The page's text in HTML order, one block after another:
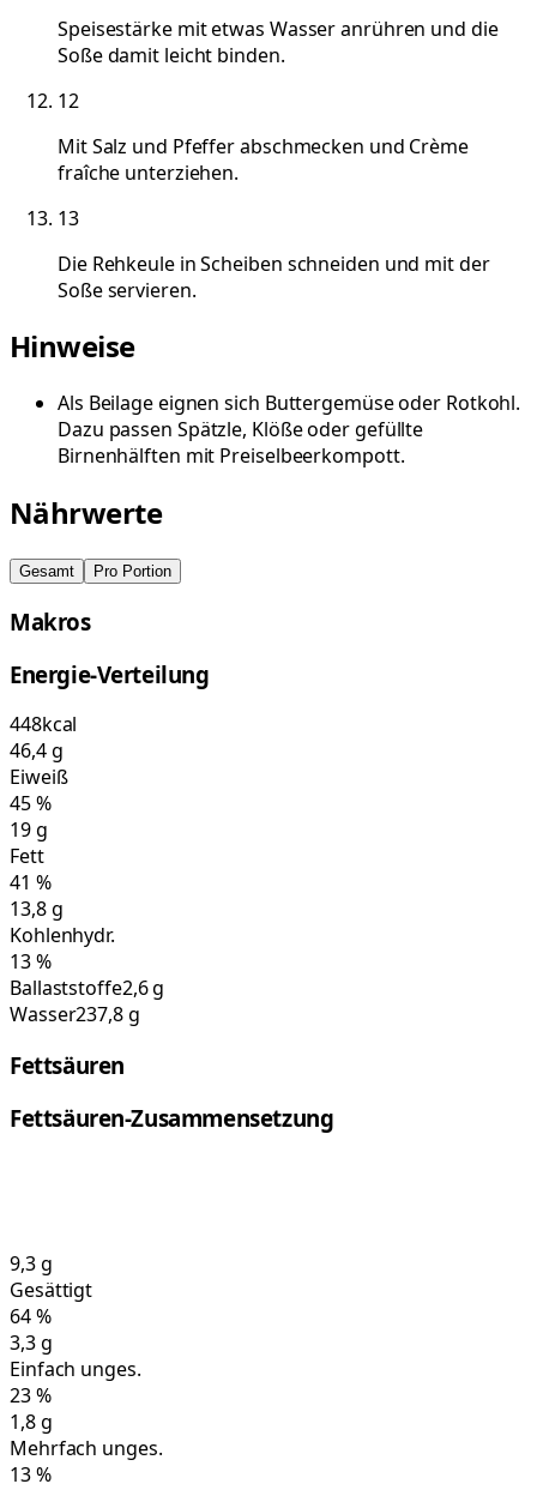
Speisestärke mit etwas Wasser anrühren und die
Soße damit leicht binden.
12
Mit Salz und Pfeffer abschmecken und Crème
fraîche unterziehen.
13
Die Rehkeule in Scheiben schneiden und mit der
Soße servieren.
Hinweise
Als Beilage eignen sich Buttergemüse oder Rotkohl.
Dazu passen Spätzle, Klöße oder gefüllte
Birnenhälften mit Preiselbeerkompott.
Nährwerte
Gesamt Pro Portion
Makros
Energie-Verteilung
448kcal
46,4g
Eiweiß
45%
19g
Fett
41 %
13,8g
Kohlenhydr.
13%
Ballaststoffe2,6 g
Wasser237,8 g
Fettsäuren
Fettsäuren-Zusammensetzung
9,3g
Gesättigt
64%
3,3g
Einfach unges.
23%
1,8g
Mehrfach unges.
13%